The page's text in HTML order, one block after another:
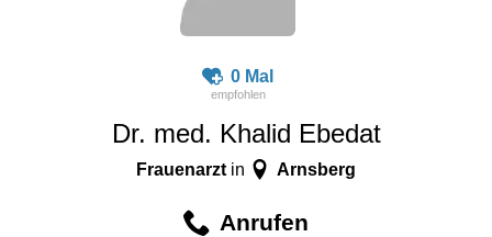
0 Mal
Dr. med. Khalid Ebedat
Frauenarztin Arnsberg
Anrufen